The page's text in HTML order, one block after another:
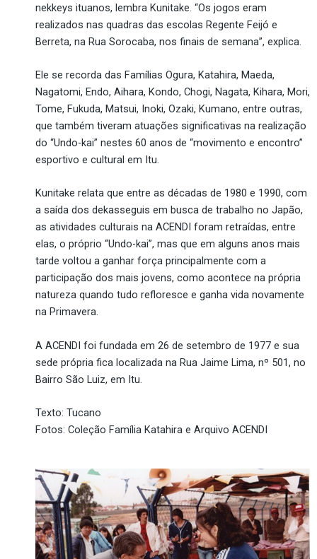
nekkeys ituanos, lembra Kunitake. “Os jogos eram
realizados nas quadras das escolas Regente Feijó e
Berreta, na Rua Sorocaba, nos finais de semana”, explica.
Ele se recorda das Famílias Ogura, Katahira, Maeda,
Nagatomi, Endo, Aihara, Kondo, Chogi, Nagata, Kihara, Mori,
Tome, Fukuda, Matsui, Inoki, Ozaki, Kumano, entre outras,
que também tiveram atuações significativas na realização
do “Undo-kai” nestes 60 anos de “movimento e encontro”
esportivo e cultural em Itu.
Kunitake relata que entre as décadas de 1980 e 1990, com
a saída dos dekasseguis em busca de trabalho no Japão,
as atividades culturais na ACENDI foram retraídas, entre
elas, o próprio “Undo-kai”, mas que em alguns anos mais
tarde voltou a ganhar força principalmente com a
participação dos mais jovens, como acontece na própria
natureza quando tudo refloresce e ganha vida novamente
na Primavera.
A ACENDI foi fundada em 26 de setembro de 1977 e sua
sede própria fica localizada na Rua Jaime Lima, nº 501, no
Bairro São Luiz, em Itu.
Texto: Tucano
Fotos: Coleção Família Katahira e Arquivo ACENDI